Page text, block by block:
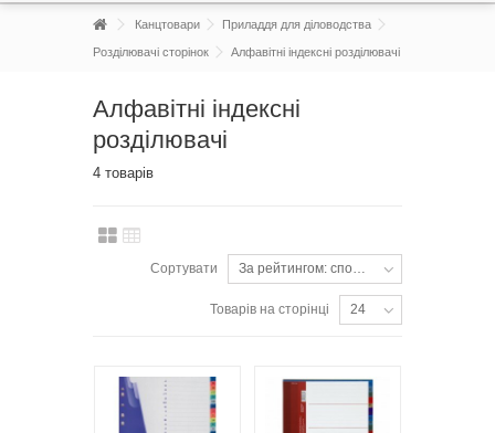
Канцтовари Приладдя для діловодства
Розділювачі сторінок Алфавітні індексні розділювачі
Алфавітні індексні
розділювачі
4 товарів
Сортувати За рейтингом: спочатку популярні
Товарів на сторінці 24